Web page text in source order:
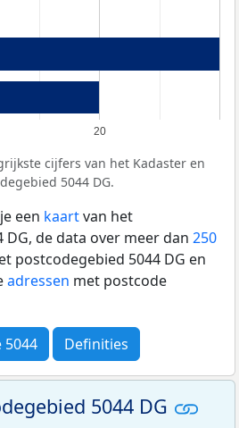
20
cijfers van het Kadaster en
5044 DG.
een kaartvan het
de data over meer dan 250
postcodegebied 5044 DG en
adressen met postcode
5044 Definities
5044 DG